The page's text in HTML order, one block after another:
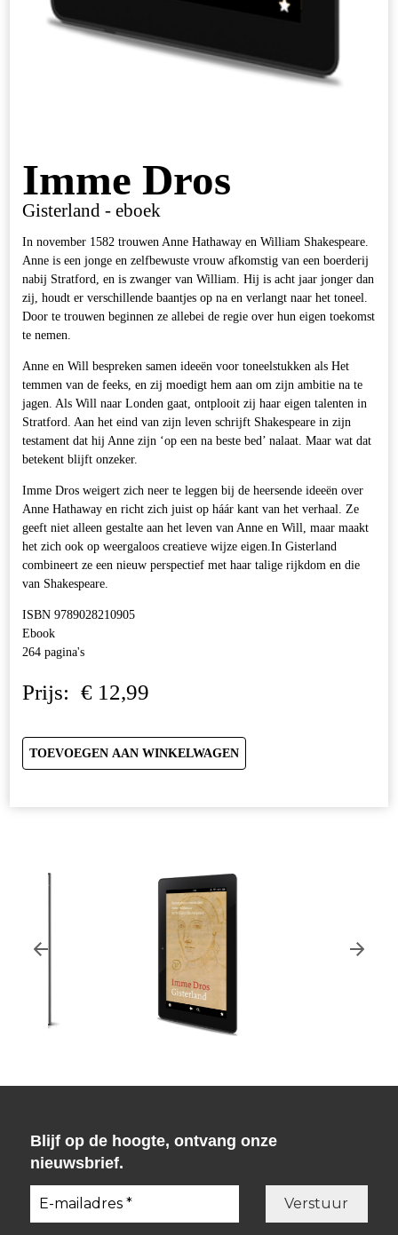
Imme Dros
Gisterland - eboek
In november 1582 trouwen Anne Hathaway en William Shakespeare.
Anne is een jonge en zelfbewuste vrouw afkomstig van een boerderij
nabij Stratford, en is zwanger van William. Hij is acht jaar jonger dan
zij, houdt er verschillende baantjes op na en verlangt naar het toneel.
Door te trouwen beginnen ze allebei de regie over hun eigen toekomst
te nemen.
Anne en Will bespreken samen ideeën voor toneelstukken als Het
temmen van de feeks, en zij moedigt hem aan om zijn ambitie na te
jagen. Als Will naar Londen gaat, ontplooit zij haar eigen talenten in
Stratford. Aan het eind van zijn leven schrijft Shakespeare in zijn
testament dat hij Anne zijn ‘op een na beste bed’ nalaat. Maar wat dat
betekent blijft onzeker.
Imme Dros weigert zich neer te leggen bij de heersende ideeën over
Anne Hathaway en richt zich juist op háár kant van het verhaal. Ze
geeft niet alleen gestalte aan het leven van Anne en Will, maar maakt
het zich ook op weergaloos creatieve wijze eigen.In Gisterland
combineert ze een nieuw perspectief met haar talige rijkdom en die
van Shakespeare.
ISBN 9789028210905
Ebook
264 pagina's
Prijs: €12,99
TOEVOEGEN AAN WINKELWAGEN
Gisterland - eboek.
BESTEL
Blijf op de hoogte, ontvang onze
nieuwsbrief.